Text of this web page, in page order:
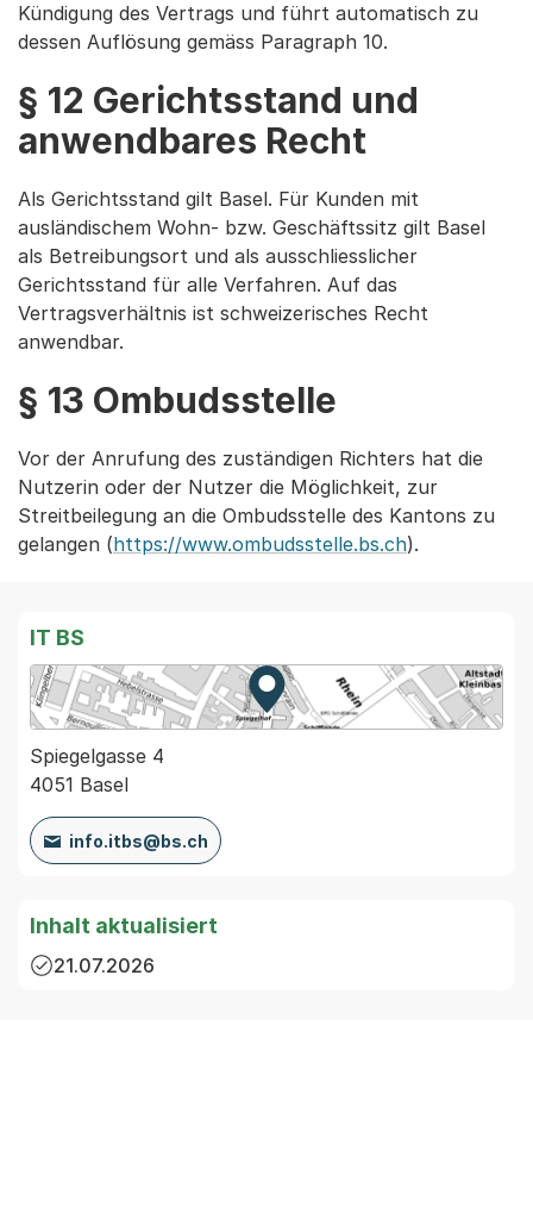
Kündigung des Vertrags und führt automatisch zu
dessen Auflösung gemäss Paragraph 10.
§ 12 Gerichtsstand und
anwendbares Recht
Als Gerichtsstand gilt Basel. Für Kunden mit
ausländischem Wohn- bzw. Geschäftssitz gilt Basel
als Betreibungsort und als ausschliesslicher
Gerichtsstand für alle Verfahren. Auf das
Vertragsverhältnis ist schweizerisches Recht
anwendbar.
§ 13 Ombudsstelle
Vor der Anrufung des zuständigen Richters hat die
Nutzerin oder der Nutzer die Möglichkeit, zur
Streitbeilegung an die Ombudsstelle des Kantons zu
gelangen (https://www.ombudsstelle.bs.ch).
IT BS
Zur Karte von MapBS.
Externer Link, wird in einem
Spiegelgasse 4
4051 Basel
info.itbs@bs.ch
Inhalt aktualisiert
21.07.2026